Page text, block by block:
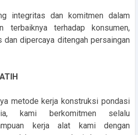
integritas dan komitmen dalam
terbaiknya terhadap konsumen,
dipercaya ditengah persaingan
metode kerja konstruksi pondasi
kami berkomitmen selalu
kerja alat kami dengan